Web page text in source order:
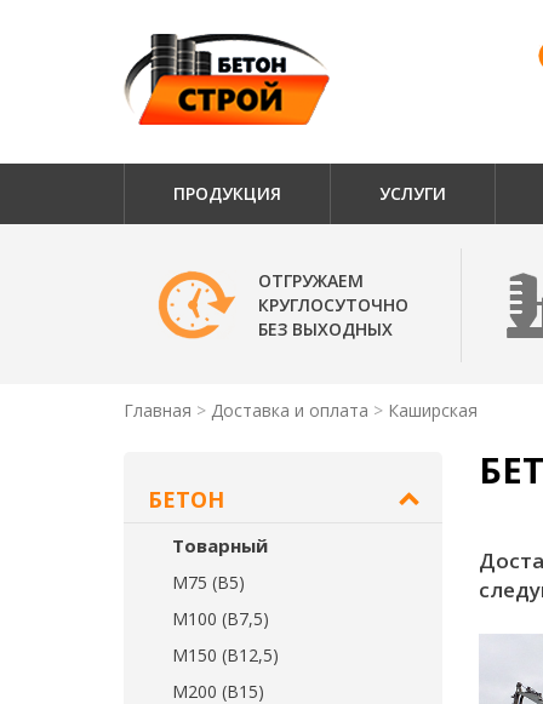
ПРОДУКЦИЯ УСЛУГИ
ОТГРУЖАЕМ
КРУГЛОСУТОЧНО
БЕЗ ВЫХОДНЫХ
Главная Доставка и оплата Каширская
БЕТОН
Товарный
М75 (В5)
М100 (В7,5)
М150 (В12,5)
М200 (В15)